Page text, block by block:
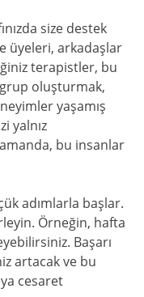
size destek
üyeleri, arkadaşlar
terapistler, bu
oluşturmak,
yaşamış
yalnız
bu insanlar
adımlarla başlar.
Örneğin, hafta
Başarı
artacak ve bu
cesaret